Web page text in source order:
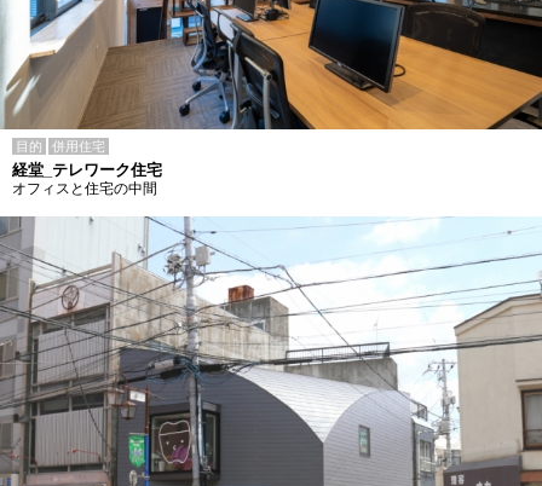
目的 併用住宅
経堂_テレワーク住宅
オフィスと住宅の中間